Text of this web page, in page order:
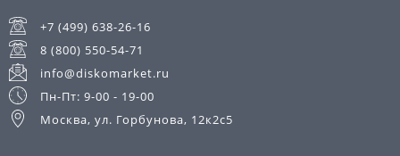
+7 (499) 638-26-16
8 (800) 550-54-71
info@diskomarket.ru
Пн-Пт: 9-00 - 19-00
Москва, ул. Горбунова, 12к2с5